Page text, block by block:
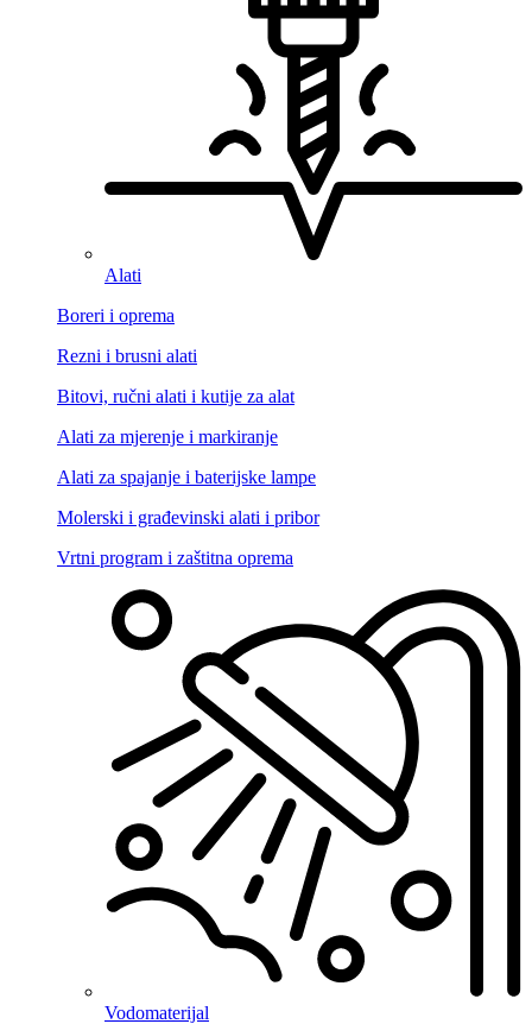
Alati
Boreri i oprema
Rezni i brusni alati
Bitovi, ručni alati i kutije za alat
Alati za mjerenje i markiranje
Alati za spajanje i baterijske lampe
Molerski i građevinski alati i pribor
Vrtni program i zaštitna oprema
Vodomaterijal